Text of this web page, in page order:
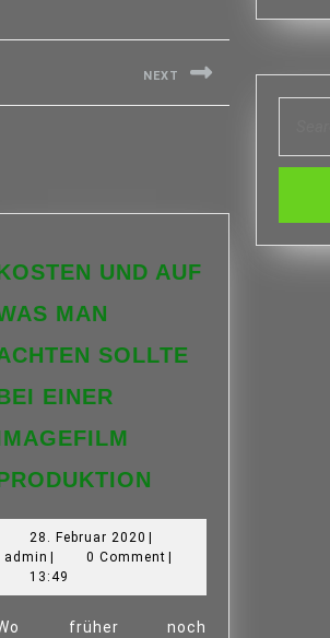
NEXT
UND AUF
MAN
SOLLTE
EINER
AUF
MAN
ACHTEN
SOLLTE
28. Februar 2020 28.
Februar
admin admin0 Comment
13:49
noch